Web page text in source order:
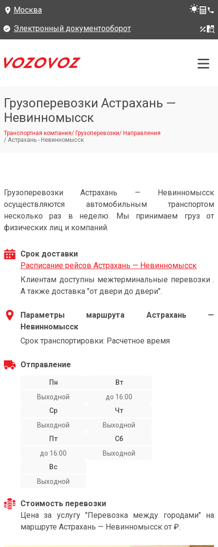
Москва
Электронный документооборот
Грузоперевозки Астрахань —
Невинномысск
Транспортная компания/ Грузоперевозки/ Направления
/ Астрахань - Невинномысск
Грузоперевозки Астрахань — Невинномысск
осуществляются автомобильным транспортом
несколько раз в неделю. Мы принимаем груз от
физических лиц и компаний.
Срок доставки
Расписание рейсов Астрахань — Невинномысск
Клиентам доступны межтерминальные перевозки .
А также доставка "от двери до двери".
Параметры маршрута Астрахань —
Невинномысск
Срок транспортировки: Расчетное время
Отправление
Пн
Выходной
Вт
до 16:00
Ср
Выходной
Чт
Выходной
Пт
до 16:00
Сб
Выходной
Вс
Выходной
Стоимость перевозки
Цена за услугу "Перевозка между городами" на
маршруте Астрахань — Невинномысск от ₽.